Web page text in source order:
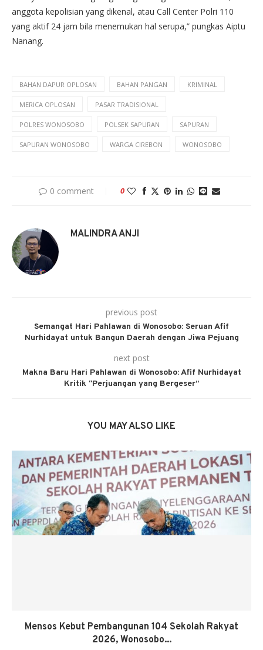
anggota kepolisian yang dikenal, atau Call Center Polri 110
yang aktif 24 jam bila menemukan hal serupa,” pungkas Aiptu
Nanang.
BAHAN DAPUR OPLOSAN BAHAN PANGAN KRIMINAL
MERICA OPLOSAN PASAR TRADISIONAL
POLRES WONOSOBO POLSEK SAPURAN SAPURAN
SAPURAN WONOSOBO WARGA CIREBON WONOSOBO
0 comment 0
MALINDRA ANJI
previous post
Semangat Hari Pahlawan di Wonosobo: Seruan Afif
Nurhidayat untuk Bangun Daerah dengan Jiwa Pejuang
next post
Makna Baru Hari Pahlawan di Wonosobo: Afif Nurhidayat
Kritik “Perjuangan yang Bergeser”
YOU MAY ALSO LIKE
Mensos Kebut Pembangunan 104 Sekolah Rakyat
2026, Wonosobo...